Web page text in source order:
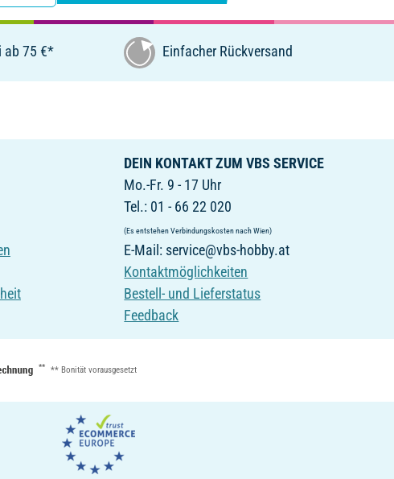
ab 75 €* Einfacher Rückversand
DEIN KONTAKT ZUM VBS SERVICE
Mo.-Fr. 9 - 17 Uhr
Tel.: 01 - 66 22 020
(Es entstehen Verbindungskosten nach Wien)
E-Mail: service@vbs-hobby.at
Kontaktmöglichkeiten
Bestell- und Lieferstatus
Feedback
** ** Bonität vorausgesetzt